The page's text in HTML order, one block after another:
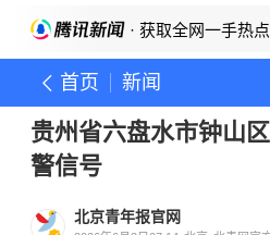
· 获取全网一手热点
首页 新闻
贵州省六盘水市钟山
警信号
北京青年报官网